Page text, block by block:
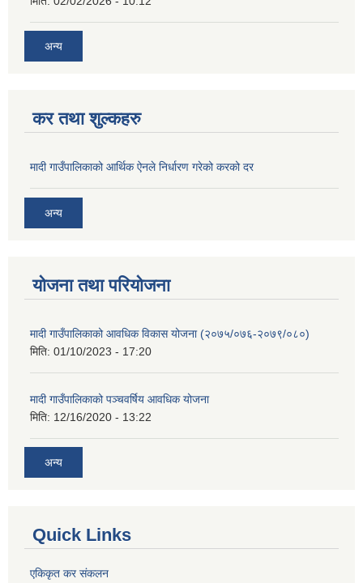
अन्य
कर तथा शुल्कहरु
मादी गाउँपालिकाको आर्थिक ऐनले निर्धारण गरेको करको दर
अन्य
योजना तथा परियोजना
मादी गाउँपालिकाको आवधिक विकास योजना (२०७५/०७६-२०७९/०८०)
मिति: 01/10/2023 - 17:20
मादी गाउँपालिकाको पञ्चवर्षिय आवधिक योजना
मिति: 12/16/2020 - 13:22
अन्य
Quick Links
एकिकृत कर संकलन